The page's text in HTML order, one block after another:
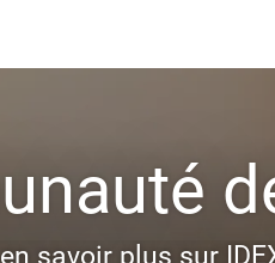
savoir plus sur